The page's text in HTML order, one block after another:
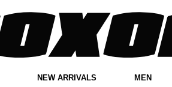
NEW ARRIVALS MEN